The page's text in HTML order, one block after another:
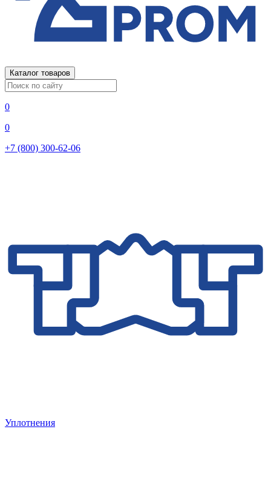
Каталог товаров
0
0
+7 (800) 300-62-06
Уплотнения